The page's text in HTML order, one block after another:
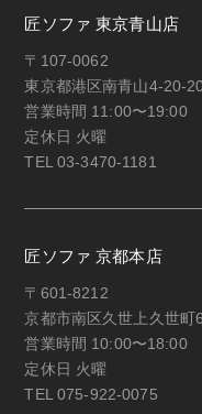
匠ソファ 東京青山店
〒107-0062
東京都港区南青山4-20-
営業時間 11:00〜19:00
定休日 火曜
TEL 03-3470-1181
匠ソファ 京都本店
〒601-8212
京都市南区久世上久世町
営業時間 10:00〜18:00
定休日 火曜
TEL 075-922-0075